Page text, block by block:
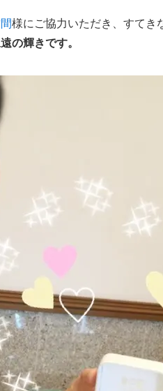
様にご協力いただき、すてき
の輝きです。